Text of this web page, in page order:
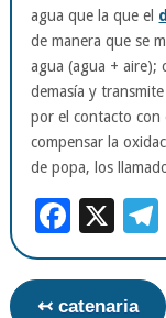
agua que la que el
de manera que se
agua (agua + aire);
demasía y
por el contacto con
compensar la
de popa, los
X
↢ catenaria